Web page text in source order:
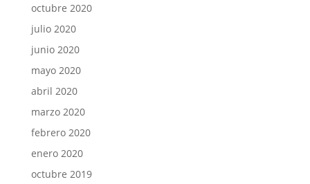
octubre 2020
julio 2020
junio 2020
mayo 2020
abril 2020
marzo 2020
febrero 2020
enero 2020
octubre 2019